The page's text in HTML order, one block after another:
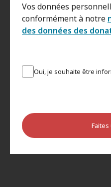
Vos données
conformément à notre
des données des
Oui, je souhaite être